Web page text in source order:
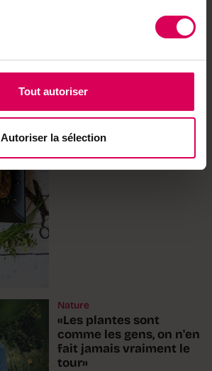
Tout autoriser
Autoriser la sélection
fruits, mais les feuilles
Passés au grill, les épis
toute leur saveur
Nature
«Les plantes sont
comme les gens, on n'en
fait jamais vraiment le
tour»